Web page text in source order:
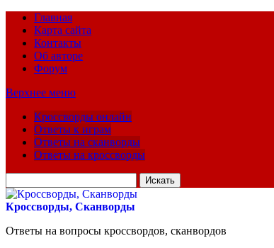
Главная
Карта сайта
Контакты
Об авторе
Форум
Верхнее меню
Кроссворды онлайн
Ответы к играм
Ответы на сканворды
Ответы на кроссворды
для:
Кроссворды, Сканворды
Ответы на вопросы кроссвордов, сканвордов